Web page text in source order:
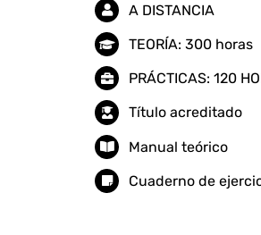
A DISTANCIA
TEORÍA: 300 horas
PRÁCTICAS: 120
Título acreditado
Manual teórico
Cuaderno de